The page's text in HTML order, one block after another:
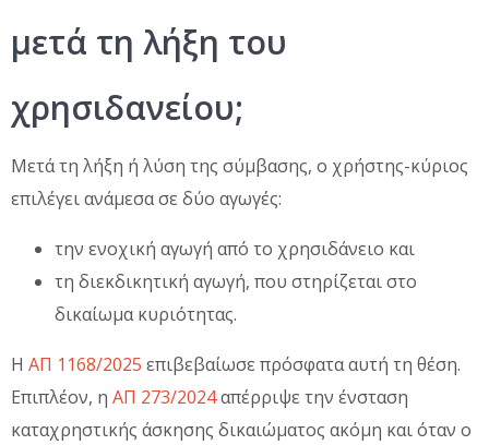
μετά τη λήξη του
χρησιδανείου;
Μετά τη λήξη ή λύση της σύμβασης, ο χρήστης-κύριος
επιλέγει ανάμεσα σε δύο αγωγές:
την ενοχική αγωγή από το χρησιδάνειο και
τη διεκδικητική αγωγή, που στηρίζεται στο
δικαίωμα κυριότητας.
Η ΑΠ 1168/2025 επιβεβαίωσε πρόσφατα αυτή τη θέση.
Επιπλέον, η ΑΠ 273/2024απέρριψε την ένσταση
καταχρηστικής άσκησης δικαιώματος ακόμη και όταν ο